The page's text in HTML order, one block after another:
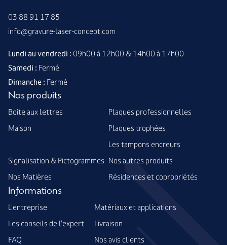
03 88 91 17 85
info@gravure-laser-concept.com
Lundi au vendredi : 09h00 à 12h00 & 14h00 à 17h00
Samedi : Fermé
Dimanche : Fermé
Nos produits
Boite aux lettres
Plaques professionnelles
Maison
Plaques trophées
Les tampons encreurs
Signalisation & Pictogrammes Nos autres produits
Nos Matières
Résidences et copropriétés
Informations
L'entreprise
Matériaux et applications
Les conseils de l'expert
Livraison
FAQ
Nos avis clients